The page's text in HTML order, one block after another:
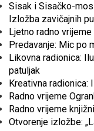
Sisak i Sisačko-
Izložba zavičajnih
Ljetno radno vrijeme
Predavanje: Mic po
Likovna radionica:
patuljak
Kreativna radionica:
Radno vrijeme
Radno vrijeme
Otvorenje izložbe: